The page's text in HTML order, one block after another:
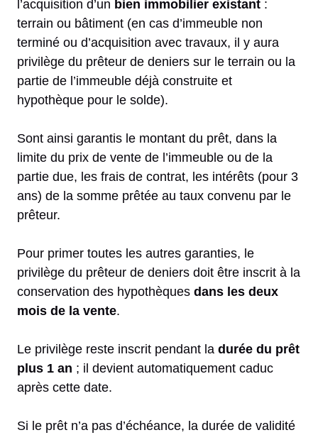
l’acquisition d’un bien immobilier existant :
terrain ou bâtiment (en cas d’immeuble non
terminé ou d’acquisition avec travaux, il y aura
privilège du prêteur de deniers sur le terrain ou la
partie de l’immeuble déjà construite et
hypothèque pour le solde).
Sont ainsi garantis le montant du prêt, dans la
limite du prix de vente de l’immeuble ou de la
partie due, les frais de contrat, les intérêts (pour 3
ans) de la somme prêtée au taux convenu par le
prêteur.
Pour primer toutes les autres garanties, le
privilège du prêteur de deniers doit être inscrit à la
conservation des hypothèques dans les deux
mois de la vente.
Le privilège reste inscrit pendant la durée du prêt
plus 1 an ; il devient automatiquement caduc
après cette date.
Si le prêt n’a pas d’échéance, la durée de validité